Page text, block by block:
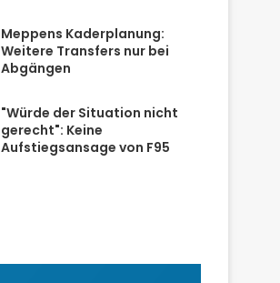
Meppens Kaderplanung:
Weitere Transfers nur bei
Abgängen
"Würde der Situation nicht
gerecht": Keine
Aufstiegsansage von F95